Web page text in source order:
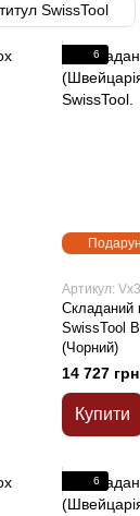
SwissTool
6
Артикул:
Складаний
SwissTool
(Чорний)
14 727 грн
Купити
6